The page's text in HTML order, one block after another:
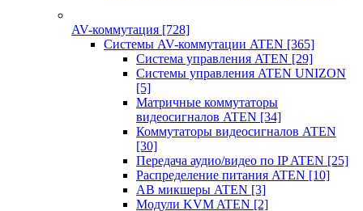
AV-коммутация [728]
Системы AV-коммутации ATEN [365]
Система управления ATEN [29]
Системы управления ATEN UNIZON
[5]
Матричные коммутаторы
видеосигналов ATEN [34]
Коммутаторы видеосигналов ATEN
[30]
Передача аудио/видео по IP ATEN [25]
Распределение питания ATEN [10]
АВ микшеры ATEN [3]
Модули KVM ATEN [2]